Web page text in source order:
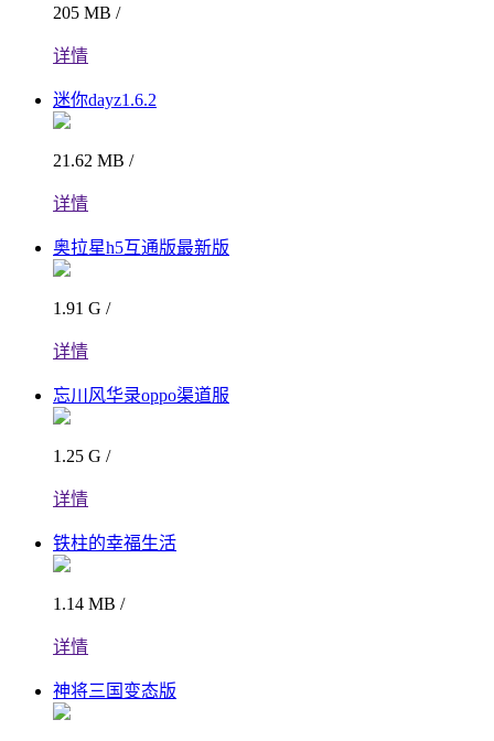
205 MB /
详情
迷你dayz1.6.2
21.62 MB /
详情
奥拉星h5互通版最新版
1.91 G /
详情
忘川风华录oppo渠道服
1.25 G /
详情
铁柱的幸福生活
1.14 MB /
详情
神将三国变态版